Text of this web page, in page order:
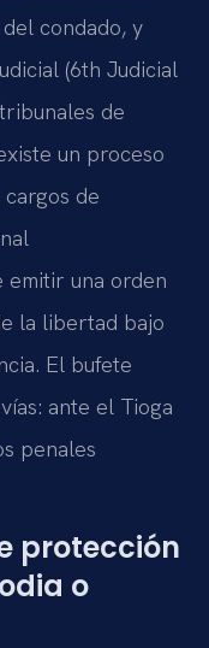
condado, y
(6th Judicial
de
un proceso
de
emitir una orden
la libertad bajo
El bufete
ante el Tioga
penales
protección
o